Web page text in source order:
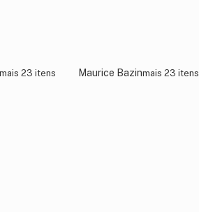
mais 23 itens Maurice Bazinmais 23 itens